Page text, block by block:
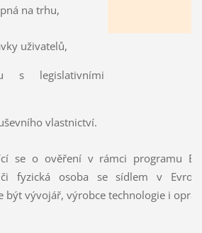
na trhu,
uživatelů,
s legislativními
vlastnictví.
se o ověření v rámci programu
či fyzická osoba se sídlem v
být vývojář, výrobce technologie i